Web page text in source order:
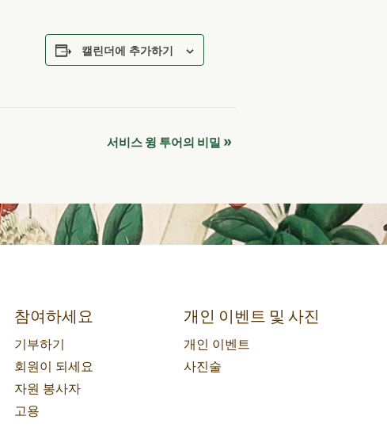
캘린더에 추가하기
서비스 윙 투어의 비밀 »
참여하세요
기부하기
회원이 되세요
자원 봉사자
고용
개인 이벤트 및 사진
개인 이벤트
사진술